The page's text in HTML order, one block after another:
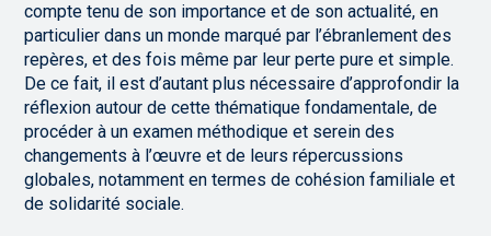
compte tenu de son importance et de son actualité, en
particulier dans un monde marqué par l’ébranlement des
repères, et des fois même par leur perte pure et simple.
De ce fait, il est d’autant plus nécessaire d’approfondir la
réflexion autour de cette thématique fondamentale, de
procéder à un examen méthodique et serein des
changements à l’œuvre et de leurs répercussions
globales, notamment en termes de cohésion familiale et
de solidarité sociale.